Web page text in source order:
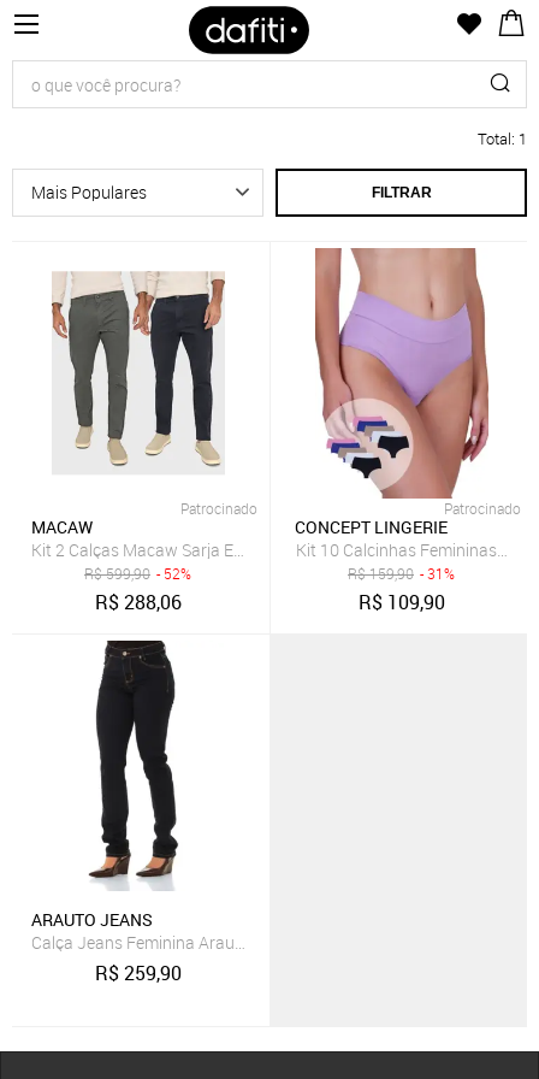
Total: 1
FILTRAR
Patrocinado
MACAW
Kit 2 Calças Macaw Sarja Elastano Insert Verde e Azul Marinho
R$599,90 - 52%
R$288,06
Patrocinado
CONCEPT LINGERIE
Kit 10 Calcinhas Femininas
R$159,90 - 31%
R$ 109,90
ARAUTO JEANS
Calça Jeans Feminina Arauto Slim
R$259,90